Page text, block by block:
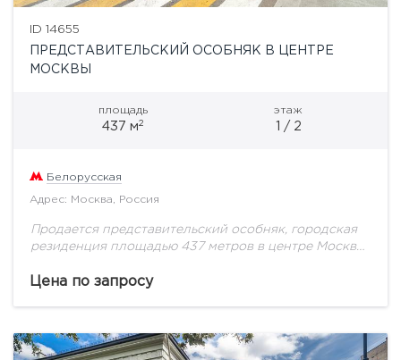
ID 14655
ПРЕДСТАВИТЕЛЬСКИЙ ОСОБНЯК В ЦЕНТРЕ
МОСКВЫ
площадь
437 м2
этаж
1 / 2
Белорусская
Адрес: Москва, Россия
Продается представительский особняк, городская
резиденция площадью 437 метров в центре Москвы,
минутах от Тверской на транспорте. Вся...
Цена по запросу